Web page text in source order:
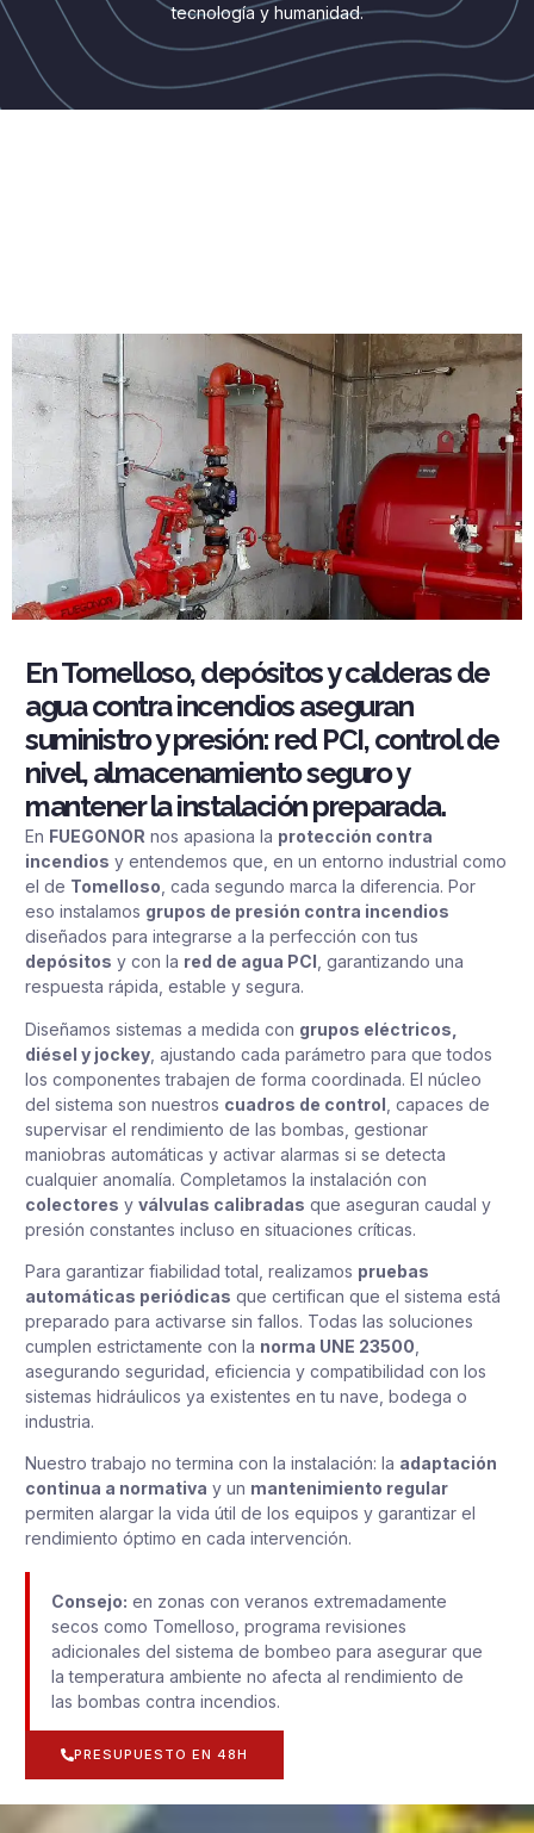
tecnología y humanidad.
En Tomelloso, depósitos y calderas de
agua contra incendios aseguran
suministro y presión: red PCI, control de
nivel, almacenamiento seguro y
mantener la instalación preparada.
En FUEGONOR nos apasiona la protección contra
incendios y entendemos que, en un entorno industrial como
el de Tomelloso , cada segundo marca la diferencia. Por
eso instalamos grupos de presión contra incendios
diseñados para integrarse a la perfección con tus
depósitos y con la red de agua PCI , garantizando una
respuesta rápida, estable y segura.
Diseñamos sistemas a medida con grupos eléctricos,
diésel y jockey , ajustando cada parámetro para que todos
los componentes trabajen de forma coordinada. El núcleo
del sistema son nuestros cuadros de control , capaces de
supervisar el rendimiento de las bombas, gestionar
maniobras automáticas y activar alarmas si se detecta
cualquier anomalía. Completamos la instalación con
colectores y válvulas calibradas que aseguran caudal y
presión constantes incluso en situaciones críticas.
Para garantizar fiabilidad total, realizamos pruebas
automáticas periódicas que certifican que el sistema está
preparado para activarse sin fallos. Todas las soluciones
cumplen estrictamente con la norma UNE 23500
asegurando seguridad, eficiencia y compatibilidad con los
sistemas hidráulicos ya existentes en tu nave, bodega o
industria.
Nuestro trabajo no termina con la instalación: la adaptación
continua a normativa y un mantenimiento regular
permiten alargar la vida útil de los equipos y garantizar el
rendimiento óptimo en cada intervención.
Consejo: en zonas con veranos extremadamente
secos como Tomelloso, programa revisiones
adicionales del sistema de bombeo para asegurar que
la temperatura ambiente no afecta al rendimiento de
las bombas contra incendios.
PRESUPUESTO EN 48H